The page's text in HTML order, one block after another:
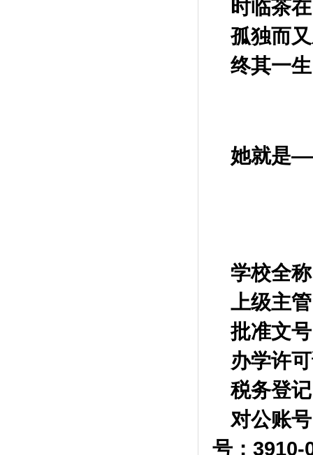
时临茶
孤独而
终其一
她就是
学校全
上级主
批准文
办学许
税务登
对公账
号： 3910-